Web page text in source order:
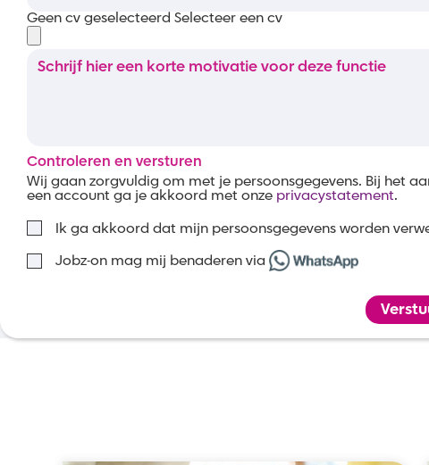
Geen cv geselecteerd Selecteer een cv
Controleren en versturen
Wij gaan zorgvuldig om met je persoonsgegevens. Bij het
een account ga je akkoord met onze privacystatement.
Ik ga akkoord dat mijn persoonsgegevens worden
Jobz-on mag mij benaderen via